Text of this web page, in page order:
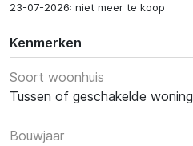
23-07-2026: niet meer te koop
Kenmerken
Soort woonhuis
Tussen of geschakelde woning
Bouwjaar